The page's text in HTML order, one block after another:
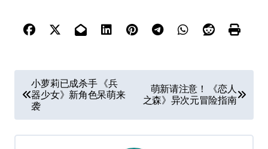
章
导
航
小萝莉已成杀手 《兵
器少女》新角色呆萌来
袭
萌新请注意！ 《恋人
之森》异次元冒险指南